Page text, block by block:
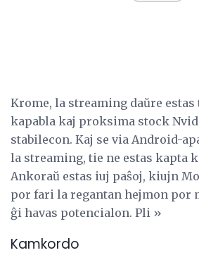
Krome, la streaming daŭre estas
kapabla kaj proksima stock
stabilecon. Kaj se via Android-
la streaming, tie ne estas kapta
Ankoraŭ estas iuj paŝoj, kiujn
por fari la regantan hejmon por
ĝi havas potencialon. Pli »
Kamkordo